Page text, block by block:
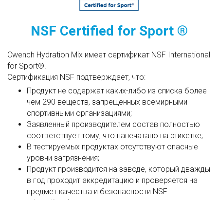
NSF Certified for Sport ®
Cwench Hydration Mix имеет сертификат NSF International
for Sport®.
Сертификация NSF подтверждает, что:
Продукт не содержат каких-либо из списка более
чем 290 веществ, запрещенных всемирными
спортивными организациями;
Заявленный производителем состав полностью
соответствует тому, что напечатано на этикетке;
В тестируемых продуктах отсутствуют опасные
уровни загрязнения;
Продукт производится на заводе, который дважды
в год проходит аккредитацию и проверяется на
предмет качества и безопасности NSF